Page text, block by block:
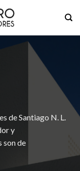
de Santiago N. L.
y
son de